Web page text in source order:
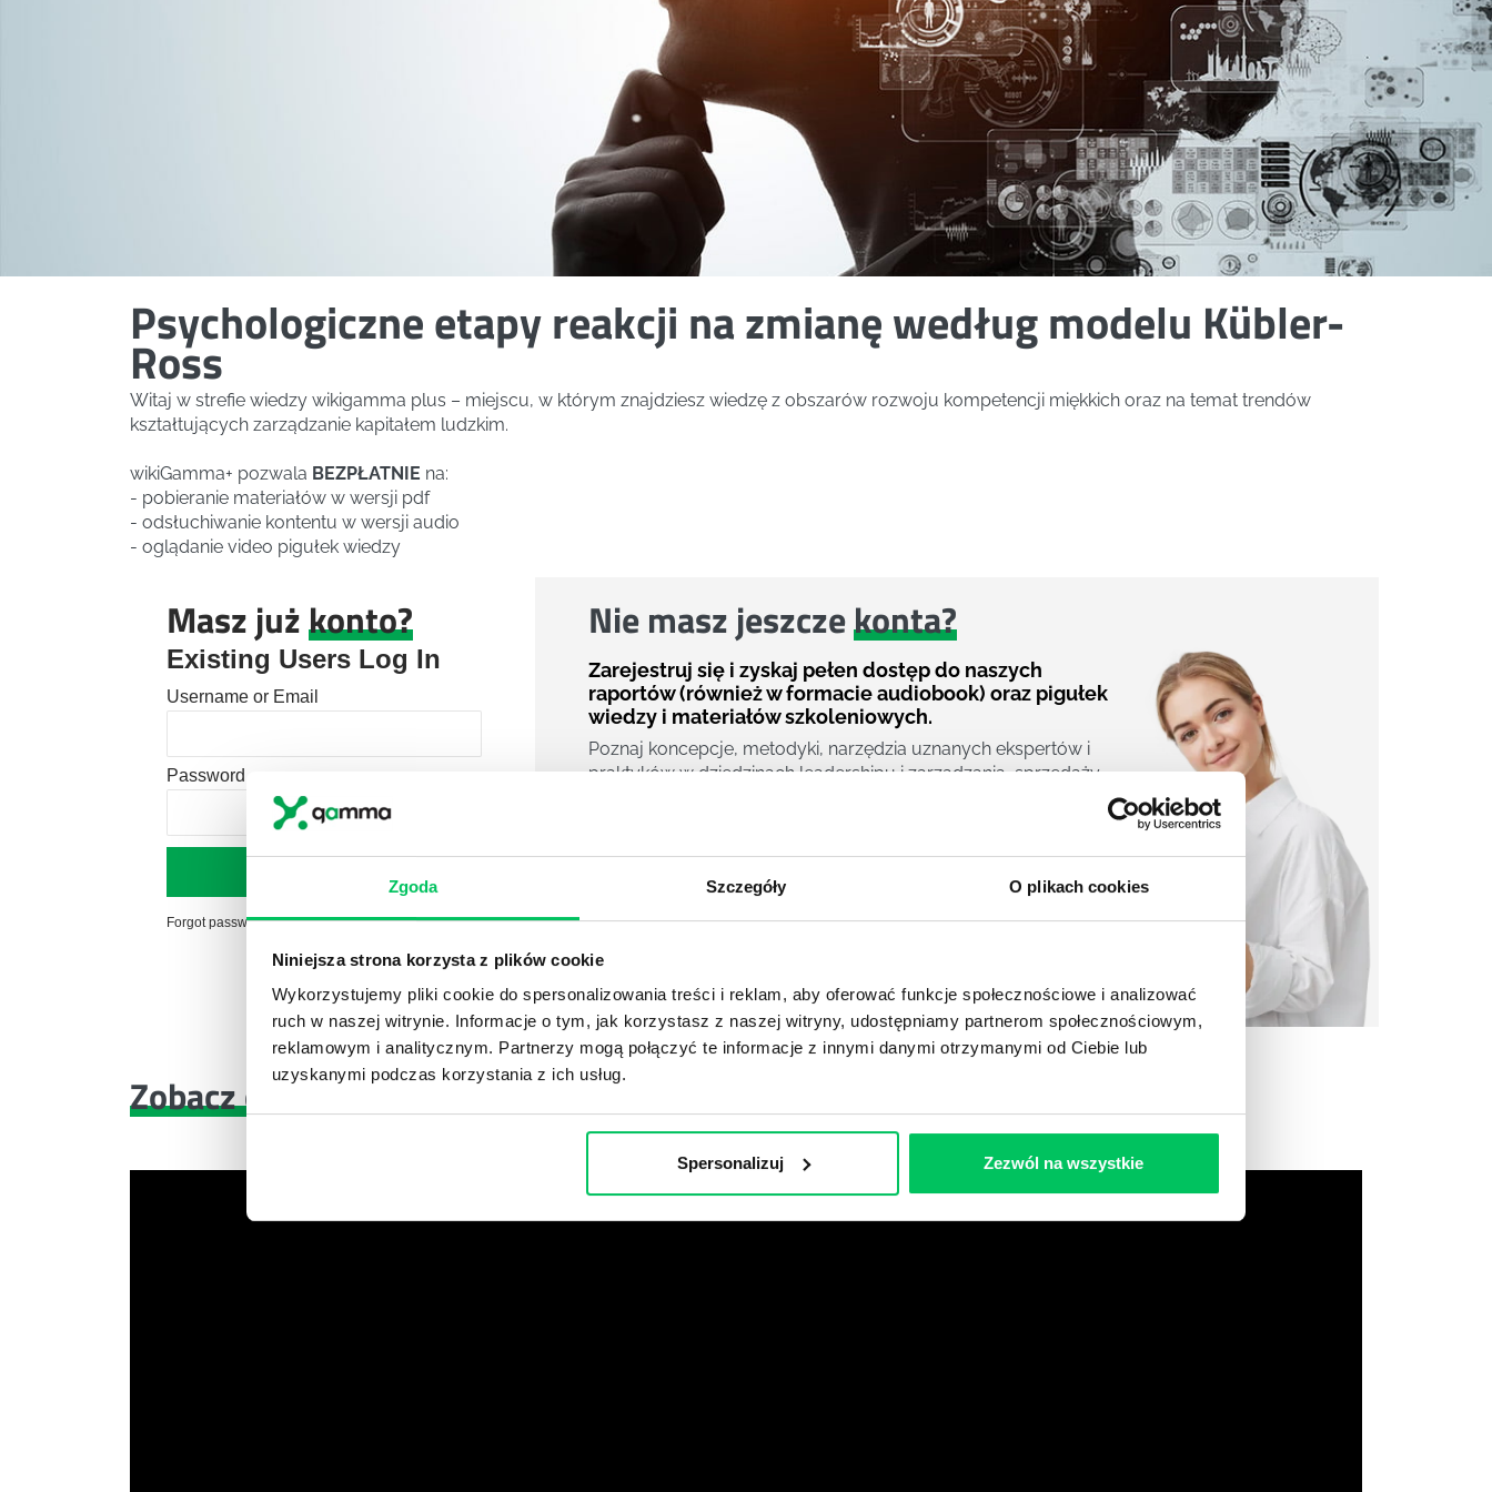
Zgoda Szczegóły O plikach cookies
Niniejsza strona korzysta z plików cookie
Wykorzystujemy pliki cookie do spersonalizowania treści i reklam, aby oferować funkcje społecznościowe i analizować
ruch w naszej witrynie. Informacje o tym, jak korzystasz z naszej witryny, udostępniamy partnerom społecznościowym,
reklamowym i analitycznym. Partnerzy mogą połączyć te informacje z innymi danymi otrzymanymi od Ciebie lub
uzyskanymi podczas korzystania z ich usług.
Spersonalizuj Zezwól na wszystkie
Psychologiczne etapy reakcji na zmianę według modelu Kübler-
Ross
Witaj w strefie wiedzy wikigamma plus – miejscu, w którym znajdziesz wiedzę z obszarów rozwoju kompetencji miękkich oraz na temat trendów
kształtujących zarządzanie kapitałem ludzkim.
wikiGamma+ pozwala BEZPŁATNIE na:
- pobieranie materiałów w wersji pdf
- odsłuchiwanie kontentu w wersji audio
- oglądanie video pigułek wiedzy
Masz jużkonto?
Existing Users Log In
Username or Email
Password
Forgot password?Click here to reset
Nie masz jeszczekonta?
Zarejestruj się i zyskaj pełen dostęp do naszych
raportów (również w formacie audiobook) oraz pigułek
wiedzy i materiałów szkoleniowych.
Poznaj koncepcje, metodyki, narzędzia uznanych ekspertów i
praktyków w dziedzinach leadershipu i zarządzania, sprzedaży,
14h nagrań raportów w wersji audiobook
i wiele więcej
Nowy użytkownik?
Zarejestruj się
Zobacz co znajdzieszw wikiGamma+